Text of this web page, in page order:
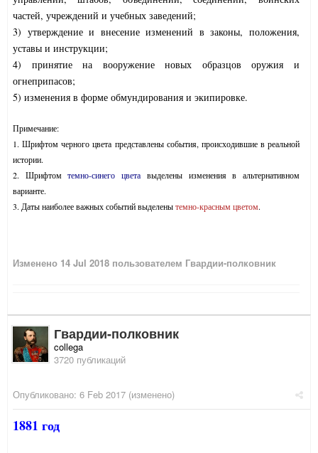
частей, учреждений и учебных заведений;
3) утверждение и внесение изменений в законы, положения,
уставы и инструкции;
4) принятие на вооружение новых образцов оружия и
огнеприпасов;
5) изменения в форме обмундирования и экипировке.
Примечание:
1. Шрифтом черного цвета представлены события, происходившие в реальной
истории.
2. Шрифтомтемно-синего цвета выделены изменения в альтернативном
варианте.
3. Даты наиболее важных событий выделенытемно-красным цветом.
Изменено 14 Jul 2018 пользователем Гвардии-полковник
Гвардии-полковник
collega
3720 публикаций
Опубликовано: 6 Feb 2017 (изменено)
1881 год